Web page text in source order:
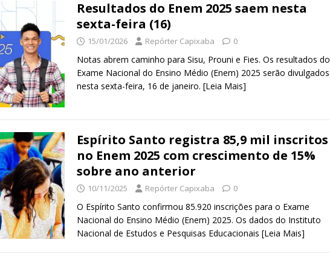
Resultados do Enem 2025 saem nesta
sexta-feira (16)
15/01/2026 Repórter Capixaba 0
Notas abrem caminho para Sisu, Prouni e Fies. Os resultados do
Exame Nacional do Ensino Médio (Enem) 2025 serão divulgados
nesta sexta-feira, 16 de janeiro. [Leia Mais]
Espírito Santo registra 85,9 mil inscritos
no Enem 2025 com crescimento de 15%
sobre ano anterior
10/11/2025 Repórter Capixaba 0
O Espírito Santo confirmou 85.920 inscrições para o Exame
Nacional do Ensino Médio (Enem) 2025. Os dados do Instituto
Nacional de Estudos e Pesquisas Educacionais [Leia Mais]